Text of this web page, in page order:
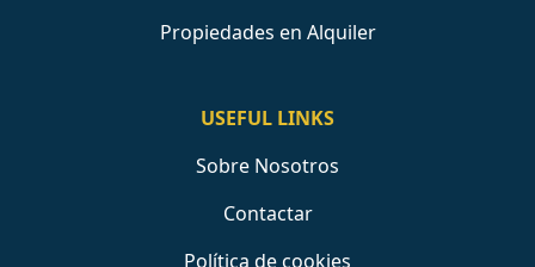
Propiedades en Alquiler
USEFUL LINKS
Sobre Nosotros
Contactar
Política de cookies